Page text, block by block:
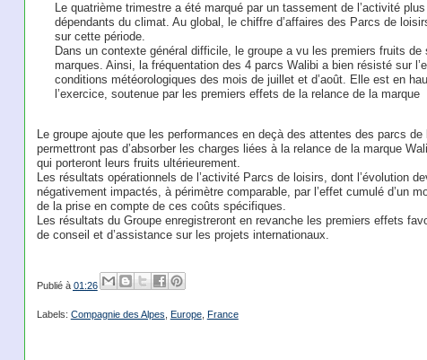
Le quatrième trimestre a été marqué par un tassement de l’activité
dépendants du climat. Au global, le chiffre d’affaires des Parcs de
sur cette période.
Dans un contexte général difficile, le groupe a vu les premiers fruits
marques. Ainsi, la fréquentation des 4 parcs Walibi a bien résisté sur
conditions météorologiques des mois de juillet et d’août. Elle est en
l’exercice, soutenue par les premiers effets de la relance de la marque
Le groupe ajoute que les performances en deçà des attentes des parcs
permettront pas d’absorber les charges liées à la relance de la marque
qui porteront leurs fruits ultérieurement.
Les résultats opérationnels de l’activité Parcs de loisirs, dont l’évolution
négativement impactés, à périmètre comparable, par l’effet cumulé d’un
de la prise en compte de ces coûts spécifiques.
Les résultats du Groupe enregistreront en revanche les premiers effets
de conseil et d’assistance sur les projets internationaux.
Publié à 01:26
Labels: Compagnie des Alpes Europe, France